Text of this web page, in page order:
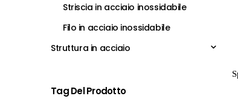
Striscia in acciaio inossidabile
Filo in acciaio inossidabile
Struttura in acciaio
Tag Del Prodotto